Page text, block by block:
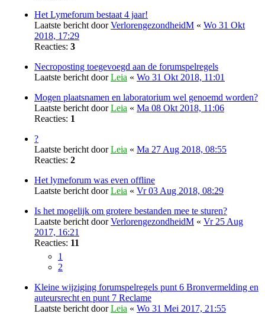
Het Lymeforum bestaat 4 jaar!
Laatste bericht doorVerlorengezondheidM « Wo 31 Okt
2018, 17:29
Reacties: 3
Necroposting toegevoegd aan de forumspelregels
Laatste bericht doorLeia « Wo 31 Okt 2018, 11:01
Mogen plaatsnamen en laboratorium wel genoemd worden?
Laatste bericht doorLeia « Ma 08 Okt 2018, 11:06
Reacties: 1
?
Laatste bericht doorLeia « Ma 27 Aug 2018, 08:55
Reacties: 2
Het lymeforum was even offline
Laatste bericht doorLeia « Vr 03 Aug 2018, 08:29
Is het mogelijk om grotere bestanden mee te sturen?
Laatste bericht doorVerlorengezondheidM « Vr 25 Aug
2017, 16:21
Reacties: 11
1
2
Kleine wijziging forumspelregels punt 6 Bronvermelding en
auteursrecht en punt 7 Reclame
Laatste bericht doorLeia « Wo 31 Mei 2017, 21:55